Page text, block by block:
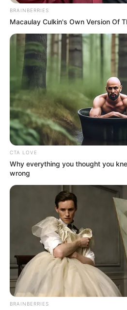
BRAINBERRIES
Macaulay Culkin's Own Version Of
CTA LOVE
Why everything you thought you
wrong
BRAINBERRIES